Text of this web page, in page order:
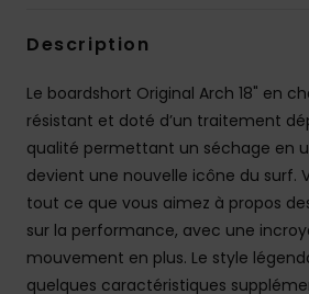
Description
Le boardshort Original Arch 18" en
résistant et doté d’un traitement
qualité permettant un séchage en
devient une nouvelle icône du surf.
tout ce que vous aimez à propos
sur la performance, avec une
mouvement en plus. Le style
quelques caractéristiques